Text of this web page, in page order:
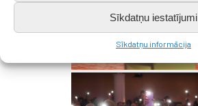
Sīkdatņu iestatījumi
Sīkdatņu informācija